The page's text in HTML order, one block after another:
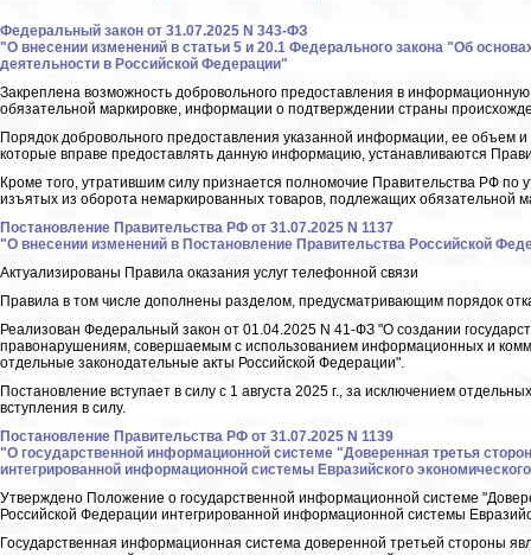
Федеральный закон от 31.07.2025 N 343-ФЗ
"О внесении изменений в статьи 5 и 20.1 Федерального закона "Об
деятельности в Российской Федерации"
Закреплена возможность добровольного предоставления в
обязательной маркировке, информации о подтверждении страны
Порядок добровольного предоставления указанной информации, ее объем
которые вправе предоставлять данную информацию, устанавливаются
Кроме того, утратившим силу признается полномочие Правительства РФ
изъятых из оборота немаркированных товаров, подлежащих обязательной
Постановление Правительства РФ от 31.07.2025 N 1137
"О внесении изменений в Постановление Правительства Российской
Актуализированы Правила оказания услуг телефонной связи
Правила в том числе дополнены разделом, предусматривающим порядок
Реализован Федеральный закон от 01.04.2025 N 41-ФЗ "О создании
правонарушениям, совершаемым с использованием информационных и
отдельные законодательные акты Российской Федерации".
Постановление вступает в силу с 1 августа 2025 г., за исключением
вступления в силу.
Постановление Правительства РФ от 31.07.2025 N 1139
"О государственной информационной системе "Доверенная третья
интегрированной информационной системы Евразийского
Утверждено Положение о государственной информационной системе
Российской Федерации интегрированной информационной системы
Государственная информационная система доверенной третьей стороны